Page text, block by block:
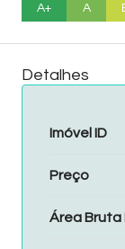
A+ A
Detalhes
Imóvel ID
Preço
Área Bruta